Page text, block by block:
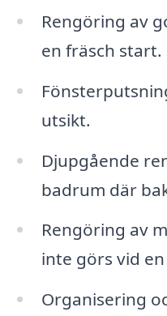
Rengöring av
en fräsch start.
utsikt.
Djupgående
badrum där
Rengöring av
inte görs vid
Organisering